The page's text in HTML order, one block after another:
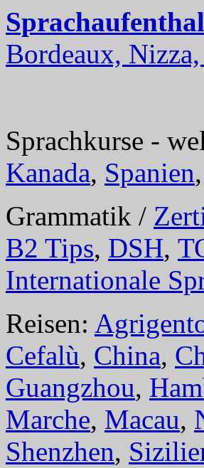
Bordeaux,
Sprachkurse -
Kanada, Spanien,
Grammatik /
B2 Tips, DSH,
Internationale
Reisen:
Cefalù, China,
Guangzhou,
Marche, Macau,
Shenzhen,